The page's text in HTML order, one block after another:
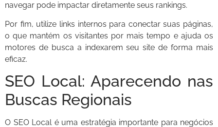
navegar pode impactar diretamente seus rankings.
Por fim, utilize links internos para conectar suas páginas,
o que mantém os visitantes por mais tempo e ajuda os
motores de busca a indexarem seu site de forma mais
eficaz.
SEO Local: Aparecendo nas
Buscas Regionais
O SEO Local é uma estratégia importante para negócios